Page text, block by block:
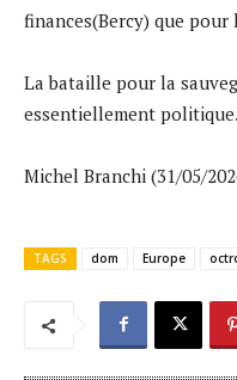
finances(Bercy) que pour
La bataille pour la
essentiellement politique.
Michel Branchi (31/05/
TAGS dom Europe